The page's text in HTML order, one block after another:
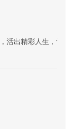
活出精彩人生，让